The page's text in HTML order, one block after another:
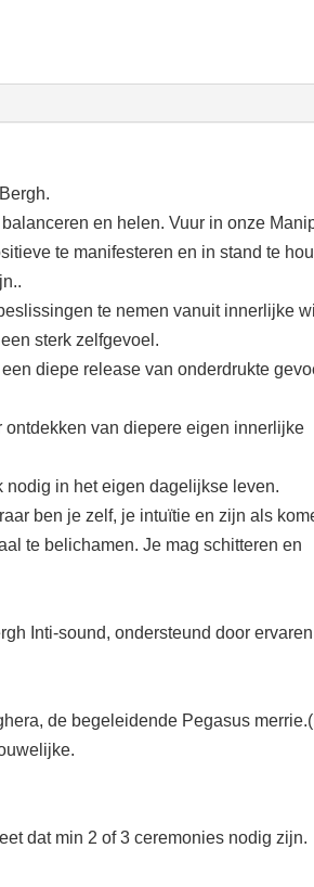
en helen. Vuur in onze
te manifesteren en in stand te
te nemen vanuit innerlijke
sterk zelfgevoel.
diepe release van onderdrukte
van diepere eigen innerlijke
in het eigen dagelijkse leven.
ben je zelf, je intuïtie en zijn als
te belichamen. Je mag schitteren en
Inti-sound, ondersteund door
de begeleidende Pegasus
dat min 2 of 3 ceremonies nodig zijn.